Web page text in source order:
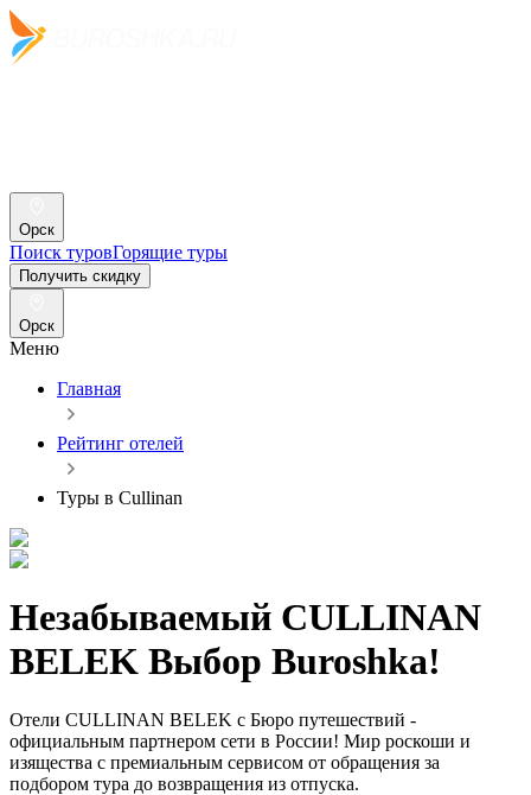
Орск
Поиск туровГорящие туры
Получить скидку
Орск
Меню
Главная
Рейтинг отелей
Туры в Cullinan
Незабываемый CULLINAN
BELEK Выбор Buroshka!
Отели CULLINAN BELEK с Бюро путешествий -
официальным партнером сети в России! Мир роскоши и
изящества с премиальным сервисом от обращения за
подбором тура до возвращения из отпуска.